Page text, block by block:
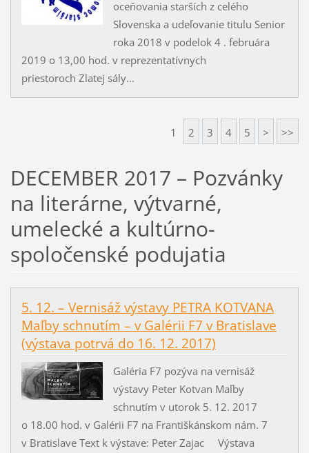
oceňovania starších z celého
Slovenska a udeľovanie titulu Senior
roka 2018 v podelok 4 . februára
2019 o 13,00 hod. v reprezentatívnych
priestoroch Zlatej sály...
1 2 3 4 5 > >>
DECEMBER 2017 – Pozvánky
na literárne, výtvarné,
umelecké a kultúrno-
spoločenské podujatia
5. 12. – Vernisáž výstavy PETRA KOTVANA
Maľby schnutím – v Galérii F7 v Bratislave
(výstava potrvá do 16. 12. 2017)
Galéria F7 pozýva na vernisáž
výstavy Peter Kotvan Maľby
schnutím v utorok 5. 12. 2017
o 18.00 hod. v Galérii F7 na Františkánskom nám. 7
v Bratislave Text k výstave: Peter Zajac Výstava